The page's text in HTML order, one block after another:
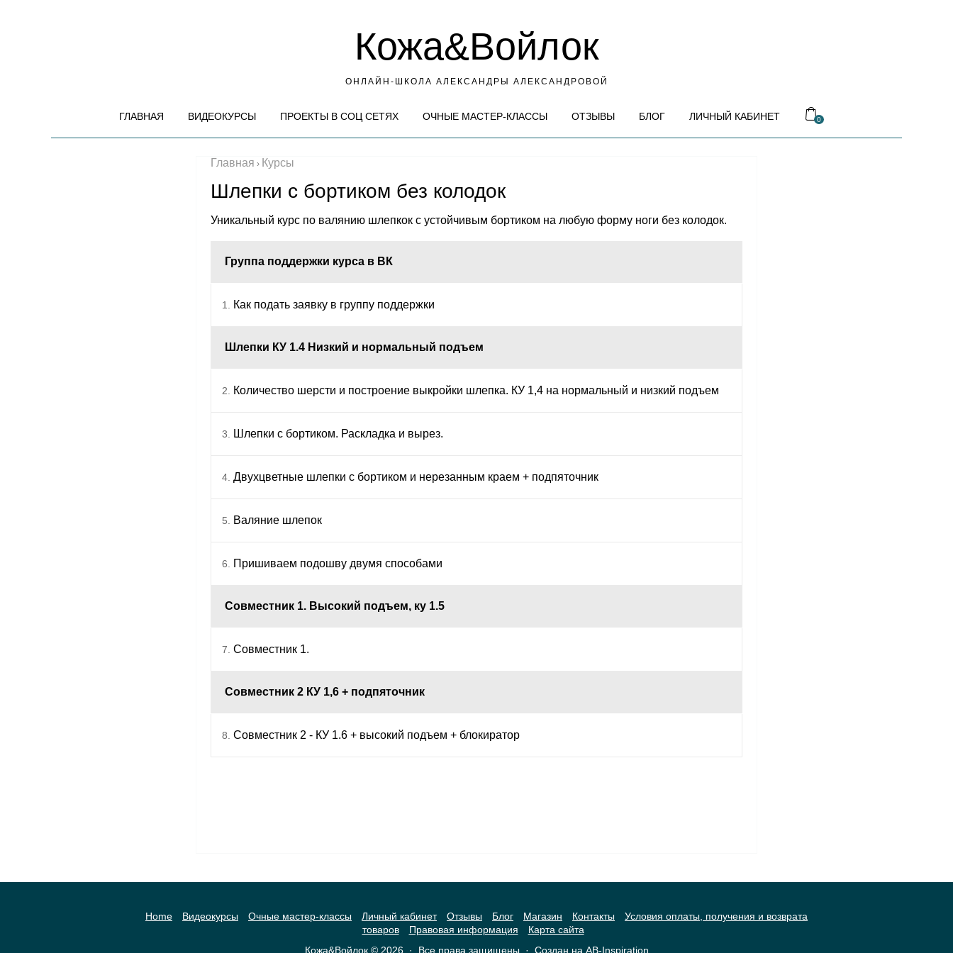
ГЛАВНАЯ ВИДЕОКУРСЫ ПРОЕКТЫ В СОЦ СЕТЯХ ОЧНЫЕ МАСТЕР-КЛАССЫ ОТЗЫВЫ БЛОГ ЛИЧНЫЙ КАБИНЕТ 0
Кожа&Войлок
ОНЛАЙН-ШКОЛА АЛЕКСАНДРЫ АЛЕКСАНДРОВОЙ
Главная › Курсы
Шлепки с бортиком без колодок
Уникальный курс по валянию шлепкок с устойчивым бортиком на любую форму ноги без колодок.
Группа поддержки курса в ВК
1. Как подать заявку в группу поддержки
Шлепки КУ 1.4 Низкий и нормальный подъем
2. Количество шерсти и построение выкройки шлепка. КУ 1,4 на нормальный и низкий подъем
3. Шлепки с бортиком. Раскладка и вырез.
4. Двухцветные шлепки с бортиком и нерезанным краем + подпяточник
5. Валяние шлепок
6. Пришиваем подошву двумя способами
Совместник 1. Высокий подъем, ку 1.5
7. Совместник 1.
Совместник 2 КУ 1,6 + подпяточник
8. Совместник 2 - КУ 1.6 + высокий подъем + блокиратор
Home Видеокурсы Очные мастер-классы Личный кабинет Отзывы Блог Магазин Контакты
Условия оплаты, получения и возврата
товаров
Правовая информация
Карта сайта
Кожа&Войлок© 2026 · Все права защищены · Создан на AB-Inspiration